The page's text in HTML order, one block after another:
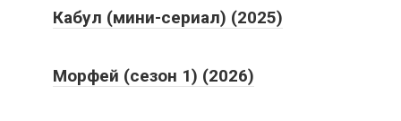
Кабул (мини-сериал) (2025)
Морфей (сезон 1) (2026)